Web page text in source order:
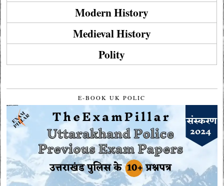
Modern History
Medieval History
Polity
E-BOOK UK POLIC